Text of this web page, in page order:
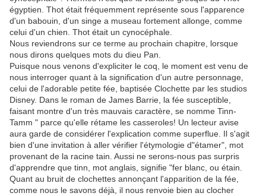
égyptien. Thot était fréquemment représente sous l'apparence
d'un babouin, d'un singe a museau fortement allonge, comme
celui d'un chien. Thot était un cynocéphale.
Nous reviendrons sur ce terme au prochain chapitre, lorsque
nous dirons quelques mots du dieu Pan.
Puisque nous venons d'expliciter le coq, le moment est venu de
nous interroger quant à la signification d'un autre personnage,
celui de l'adorable petite fée, baptisée Clochette par les studios
Disney. Dans le roman de James Barrie, la fée susceptible,
faisant montre d'un très mauvais caractère, se nomme Tinn-
Tamm " parce qu'elle rétame les casseroles! Un lecteur avise
aura garde de considérer l'explication comme superflue. Il s'agit
bien d'une invitation à aller vérifier l'étymologie d"étamer", mot
provenant de la racine tain. Aussi ne serons-nous pas surpris
d'apprendre que tinn, mot anglais, signifie "fer blanc, ou étain.
Quant au bruit de clochettes annonçant l'apparition de la fée,
comme nous le savons déjà, il nous renvoie bien au clocher